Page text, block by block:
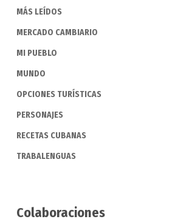
MÁS LEÍDOS
MERCADO CAMBIARIO
MI PUEBLO
MUNDO
OPCIONES TURÍSTICAS
PERSONAJES
RECETAS CUBANAS
TRABALENGUAS
Colaboraciones